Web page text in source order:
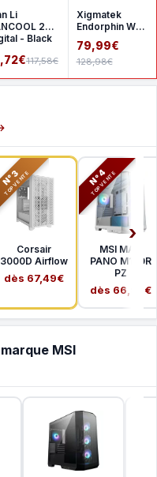
Li
207
- Black
117,58€
Xigmatek
Endorphin WD
- White
79,99€
128,98€
N°3
TOP VENTE
Corsair
3000D Airflow
dès 67,49€
N°4
TOP VENTE
MSI MAG
PANO M100R
PZ
dès 66,99€
MSI